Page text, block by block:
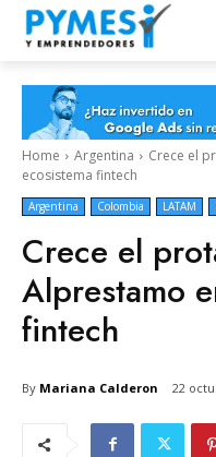
Home Argentina
Crece el
ecosistema fintech
Argentina Colombia LATAM
Crece el
Alprestamo
fintech
By Mariana Calderon 22